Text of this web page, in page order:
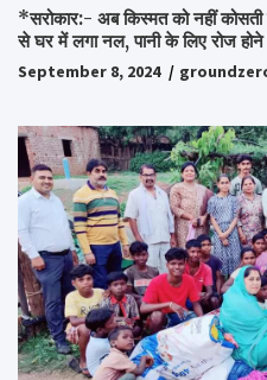
*सरोकार:- अब किस्मत को नहीं कोसती
से घर में लगा नल, पानी के लिए रोज
September 8, 2024